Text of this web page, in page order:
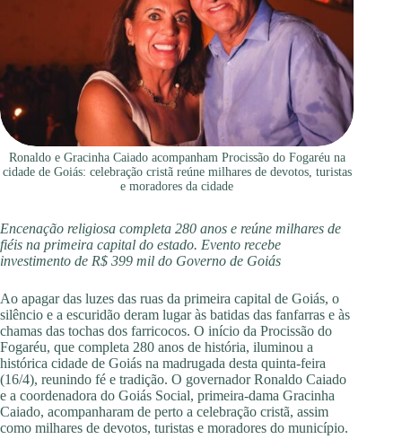
Ronaldo e Gracinha Caiado acompanham Procissão do Fogaréu na
cidade de Goiás: celebração cristã reúne milhares de devotos, turistas
e moradores da cidade
Encenação religiosa completa 280 anos e reúne milhares de
fiéis na primeira capital do estado. Evento recebe
investimento de R$ 399 mil do Governo de Goiás
Ao apagar das luzes das ruas da primeira capital de Goiás, o
silêncio e a escuridão deram lugar às batidas das fanfarras e às
chamas das tochas dos farricocos. O início da Procissão do
Fogaréu, que completa 280 anos de história, iluminou a
histórica cidade de Goiás na madrugada desta quinta-feira
(16/4), reunindo fé e tradição. O governador Ronaldo Caiado
e a coordenadora do Goiás Social, primeira-dama Gracinha
Caiado, acompanharam de perto a celebração cristã, assim
como milhares de devotos, turistas e moradores do município.